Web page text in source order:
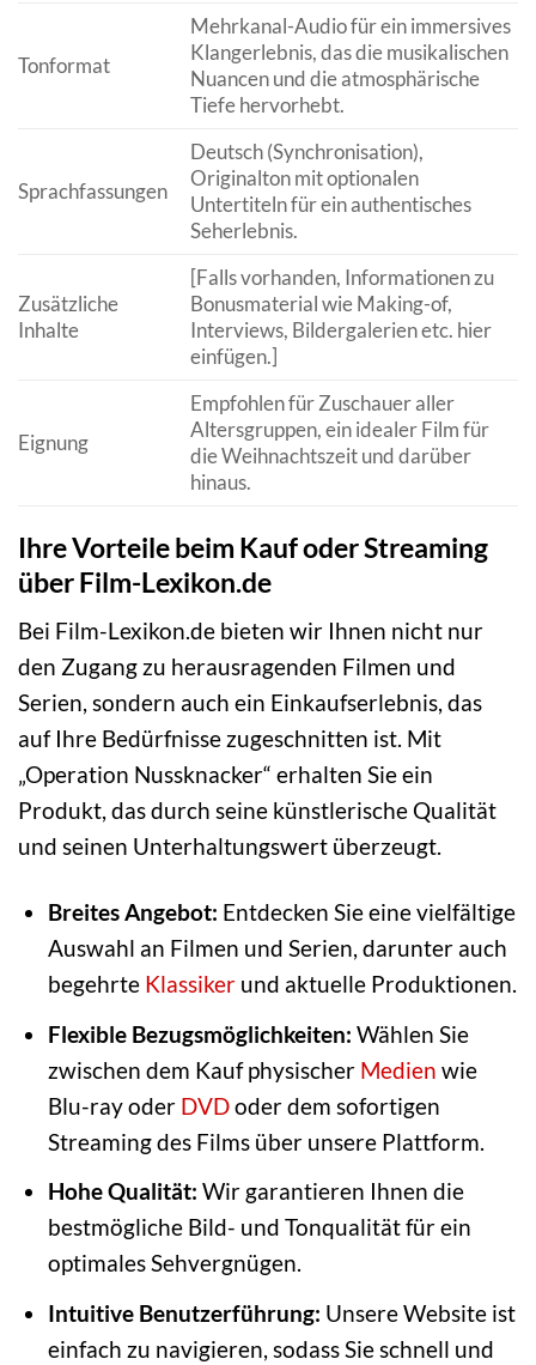
Tonformat
Mehrkanal-Audio für ein immersives
Klangerlebnis, das die musikalischen
Nuancen und die atmosphärische
Tiefe hervorhebt.
Sprachfassungen
Deutsch (Synchronisation),
Originalton mit optionalen
Untertiteln für ein authentisches
Seherlebnis.
Zusätzliche
Inhalte
[Falls vorhanden, Informationen zu
Bonusmaterial wie Making-of,
Interviews, Bildergalerien etc. hier
einfügen.]
Eignung
Empfohlen für Zuschauer aller
Altersgruppen, ein idealer Film für
die Weihnachtszeit und darüber
hinaus.
Ihre Vorteile beim Kauf oder Streaming
über Film-Lexikon.de
Bei Film-Lexikon.de bieten wir Ihnen nicht nur
den Zugang zu herausragenden Filmen und
Serien, sondern auch ein Einkaufserlebnis, das
auf Ihre Bedürfnisse zugeschnitten ist. Mit
„Operation Nussknacker“ erhalten Sie ein
Produkt, das durch seine künstlerische Qualität
und seinen Unterhaltungswert überzeugt.
Breites Angebot: Entdecken Sie eine vielfältige
Auswahl an Filmen und Serien, darunter auch
begehrte Klassikerund aktuelle Produktionen.
Flexible Bezugsmöglichkeiten: Wählen Sie
zwischen dem Kauf physischer Medien wie
Blu-ray oder DVDoder dem sofortigen
Streaming des Films über unsere Plattform.
Hohe Qualität: Wir garantieren Ihnen die
bestmögliche Bild- und Tonqualität für ein
optimales Sehvergnügen.
Intuitive Benutzerführung: Unsere Website ist
einfach zu navigieren, sodass Sie schnell und